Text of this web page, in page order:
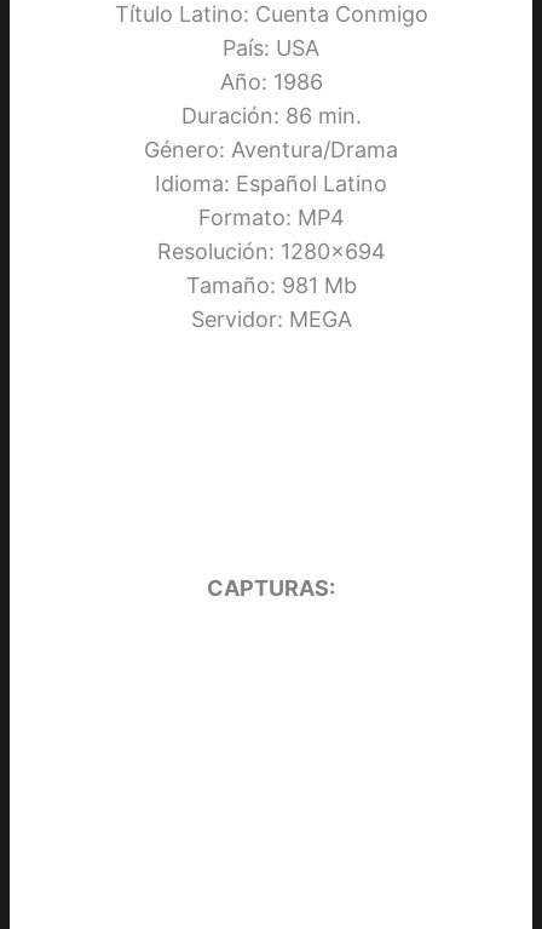
Título Latino: Cuenta Conmigo
País: USA
Año: 1986
Duración: 86 min.
Género: Aventura/Drama
Idioma: Español Latino
Formato: MP4
Resolución: 1280×694
Tamaño: 981 Mb
Servidor: MEGA
CAPTURAS: